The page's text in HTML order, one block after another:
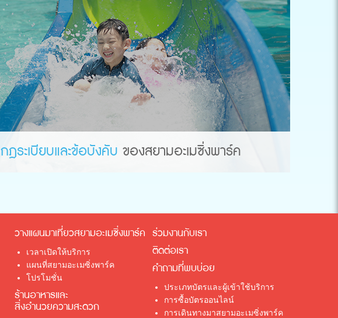
กฎระเบียบและข้อบังคับ ของสยามอะเมซิ่งพาร์ค
วางแผนมาเที่ยวสยามอะเมซิ่งพาร์ค
เวลาเปิดให้บริการ
แผนที่สยามอะเมซิ่งพาร์ค
โปรโมชั่น
ร้านอาหารและ
สิ่งอำนวยความสะดวก
ร่วมงานกับเรา
ติดต่อเรา
คำถามที่พบบ่อย
ประเภทบัตรและผู้เข้าใช้บริการ
การซื้อบัตรออนไลน์
การเดินทางมาสยามอะเมซิ่งพาร์ค